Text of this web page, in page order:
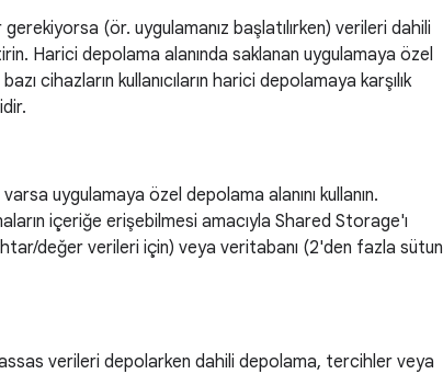
(ör. uygulamanız başlatılırken) verileri dahili
Harici depolama alanında saklanan uygulamaya özel
cihazların kullanıcıların harici depolamaya karşılık
uygulamaya özel depolama alanını kullanın.
içeriğe erişebilmesi amacıyla Shared Storage'ı
değer verileri için) veya veritabanı (2'den fazla sütun
verileri depolarken dahili depolama, tercihler veya